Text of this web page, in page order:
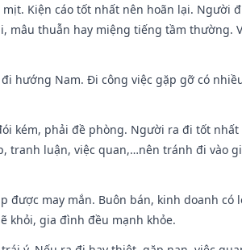
Kiện cáo tốt nhất nên hoãn lại. Người
thuẫn hay miệng tiếng tầm thường.
hướng Nam. Đi công việc gặp gỡ có
kém, phải đề phòng. Người ra đi tốt
luận, việc quan,…nên tránh đi vào
được may mắn. Buôn bán, kinh doanh có
khỏi, gia đình đều mạnh khỏe.